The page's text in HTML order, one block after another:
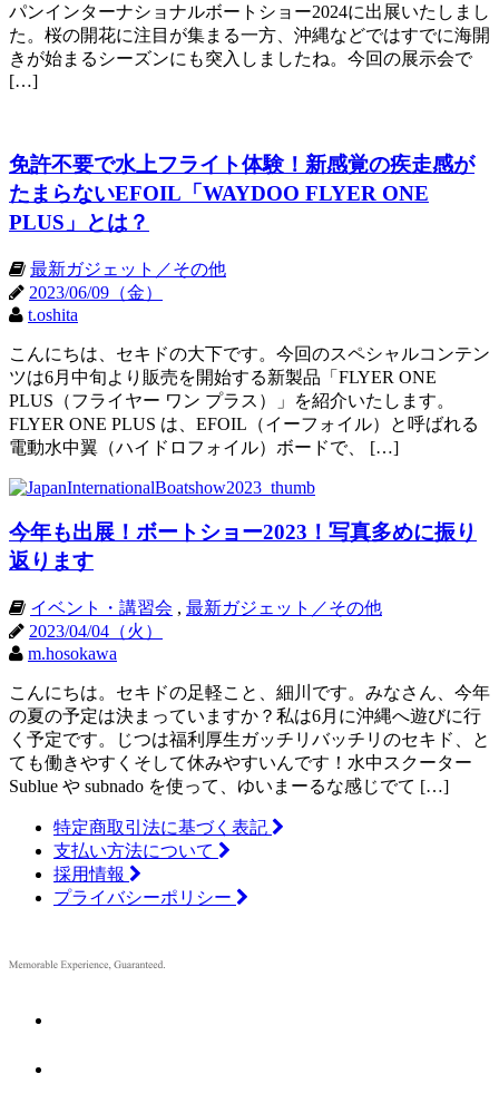
パンインターナショナルボートショー2024に出展いたしまし
た。桜の開花に注目が集まる一方、沖縄などではすでに海開
きが始まるシーズンにも突入しましたね。今回の展示会で
[…]
免許不要で水上フライト体験！新感覚の疾走感が
たまらないEFOIL「WAYDOO FLYER ONE
PLUS」とは？
最新ガジェット／その他
2023/06/09（金）
t.oshita
こんにちは、セキドの大下です。今回のスペシャルコンテン
ツは6月中旬より販売を開始する新製品「FLYER ONE
PLUS（フライヤー ワン プラス）」を紹介いたします。
FLYER ONE PLUS は、EFOIL（イーフォイル）と呼ばれる
電動水中翼（ハイドロフォイル）ボードで、 […]
今年も出展！ボートショー2023！写真多めに振り
返ります
イベント・講習会 , 最新ガジェット／その他
2023/04/04（火）
m.hosokawa
こんにちは。セキドの足軽こと、細川です。みなさん、今年
の夏の予定は決まっていますか？私は6月に沖縄へ遊びに行
く予定です。じつは福利厚生ガッチリバッチリのセキド、と
ても働きやすくそして休みやすいんです！水中スクーター
Sublue や subnado を使って、ゆいまーるな感じでて […]
特定商取引法に基づく表記
支払い方法について
採用情報
プライバシーポリシー